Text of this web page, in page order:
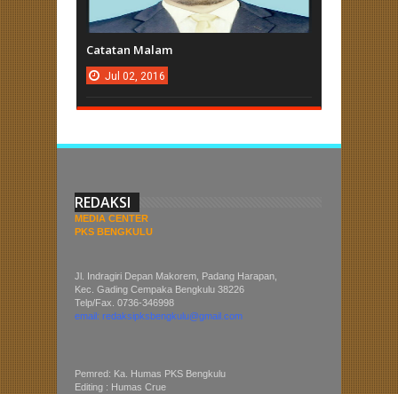
Catatan Malam
Jul 02, 2016
REDAKSI
MEDIA CENTER
PKS BENGKULU
Jl. Indragiri Depan Makorem, Padang Harapan,
Kec. Gading Cempaka Bengkulu 38226
Telp/Fax. 0736-346998
email: redaksipksbengkulu@gmail.com
Pemred: Ka. Humas PKS Bengkulu
Editing : Humas Crue